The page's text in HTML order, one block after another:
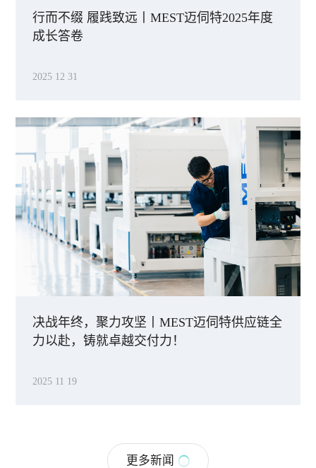
行而不缀 履践致远丨MEST迈伺特2025年度
成长答卷
2025 12 31
决战年终，聚力攻坚丨MEST迈伺特供应链全
力以赴，铸就卓越交付力！
2025 11 19
更多新闻